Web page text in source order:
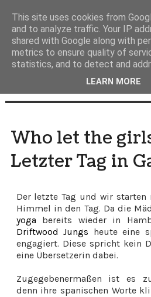
Who let the
Letzter Tag in
Der letzte Tag und wir
Himmel in den Tag. Da die
yoga bereits wieder in
Driftwood Jungs heute eine
engagiert. Diese spricht kein
eine Übersetzerin dabei.
Zugegebenermaßen ist es
denn ihre spanischen Worte
This site uses cookies from
and to analyze traffic. Your IP
shared with Google along with
metrics to ensure quality of
statistics, and to detect and
LEARN MORE